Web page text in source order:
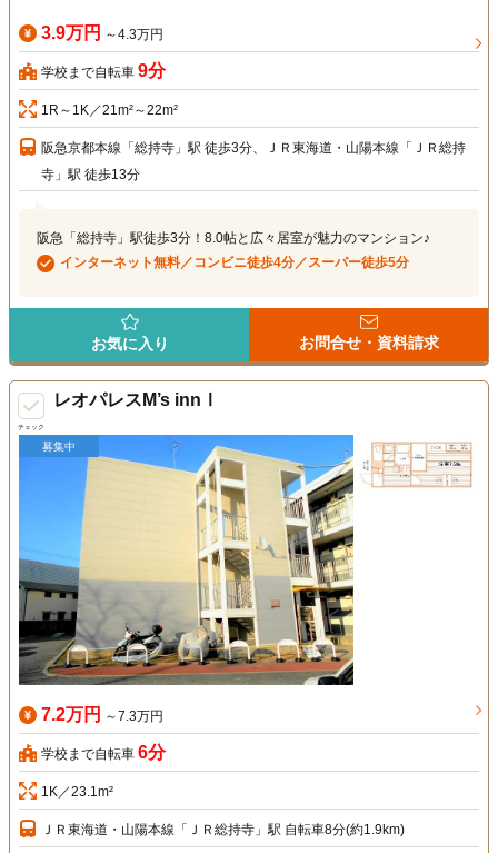
3.9万円 ～4.3万円
学校まで自転車 9分
1R～1K／21m²～22m²
阪急京都本線「総持寺」駅 徒歩3分、ＪＲ東海道・山陽本線「ＪＲ総持
寺」駅 徒歩13分
阪急「総持寺」駅徒歩3分！8.0帖と広々居室が魅力のマンション♪
インターネット無料／コンビニ徒歩4分／スーパー徒歩5分
お気に入り お問合せ・資料請求
チェック
レオパレスM’s innⅠ
募集中
7.2万円 ～7.3万円
学校まで自転車 6分
1K／23.1m²
ＪＲ東海道・山陽本線「ＪＲ総持寺」駅 自転車8分(約1.9km)